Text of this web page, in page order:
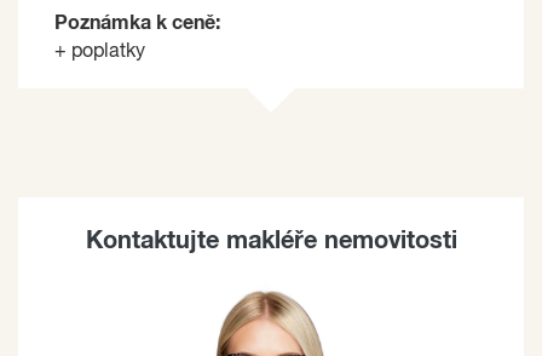
Poznámka k ceně:
+ poplatky
Kontaktujte makléře nemovitosti